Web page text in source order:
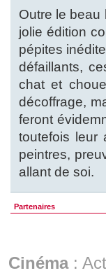
Outre le beau
jolie édition
pépites
défaillants,
chat et
décoffrage,
feront
toutefois leur
peintres,
allant de soi.
Partenaires
Cinéma: